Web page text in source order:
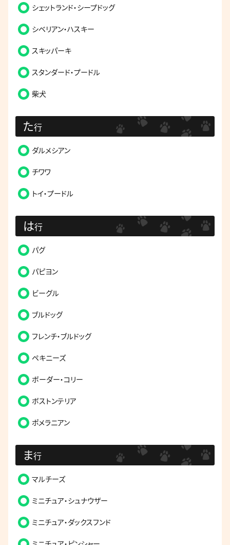
シェットランド・シープドッグ
シベリアン・ハスキー
スキッパーキ
スタンダード・プードル
柴犬
た行
ダルメシアン
チワワ
トイ・プードル
は行
パグ
パピヨン
ビーグル
ブルドッグ
フレンチ・ブルドッグ
ペキニーズ
ボーダー・コリー
ボストンテリア
ポメラニアン
ま行
マルチーズ
ミニチュア・シュナウザー
ミニチュア・ダックスフンド